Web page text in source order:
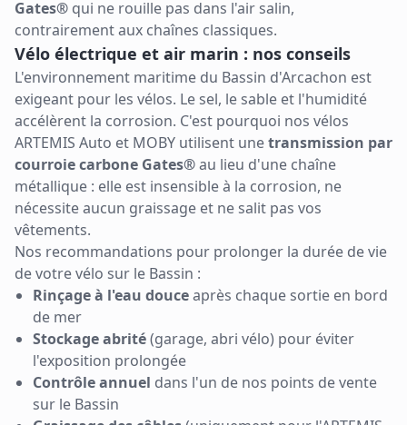
Gates® qui ne rouille pas dans l'air salin,
contrairement aux chaînes classiques.
Vélo électrique et air marin : nos conseils
L'environnement maritime du Bassin d'Arcachon est
exigeant pour les vélos. Le sel, le sable et l'humidité
accélèrent la corrosion. C'est pourquoi nos vélos
ARTEMIS Auto et MOBY utilisent unetransmission par
courroie carbone Gates®au lieu d'une chaîne
métallique : elle est insensible à la corrosion, ne
nécessite aucun graissage et ne salit pas vos
vêtements.
Nos recommandations pour prolonger la durée de vie
de votre vélo sur le Bassin :
Rinçage à l'eau douceaprès chaque sortie en bord
de mer
Stockage abrité(garage, abri vélo) pour éviter
l'exposition prolongée
Contrôle annuel dans l'un de nos points de vente
sur le Bassin